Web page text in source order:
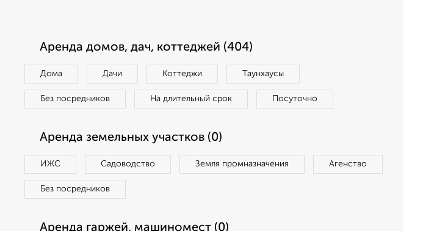
Аренда домов, дач, коттеджей (404)
Дома Дачи Коттеджи Таунхаусы
Без посредников На длительный срок Посуточно
Аренда земельных участков (0)
ИЖС Садоводство Земля промназначения Агенство
Без посредников
Аренда гаржей, машиномест (0)